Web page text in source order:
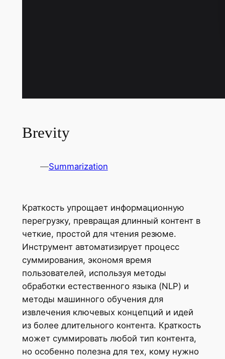
Brevity
—Summarization
Краткость упрощает информационную
перегрузку, превращая длинный контент в
четкие, простой для чтения резюме.
Инструмент автоматизирует процесс
суммирования, экономя время
пользователей, используя методы
обработки естественного языка (NLP) и
методы машинного обучения для
извлечения ключевых концепций и идей
из более длительного контента. Краткость
может суммировать любой тип контента,
но особенно полезна для тех, кому нужно